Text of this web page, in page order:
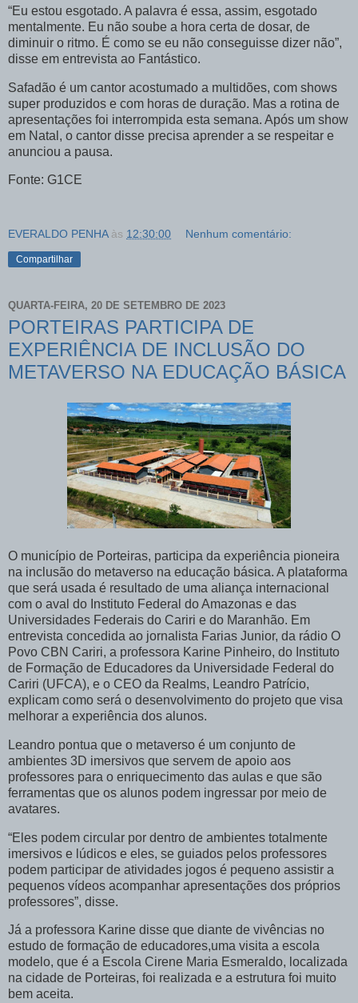
“Eu estou esgotado. A palavra é essa, assim, esgotado
mentalmente. Eu não soube a hora certa de dosar, de
diminuir o ritmo. É como se eu não conseguisse dizer não”,
disse em entrevista ao Fantástico.
Safadão é um cantor acostumado a multidões, com shows
super produzidos e com horas de duração. Mas a rotina de
apresentações foi interrompida esta semana. Após um show
em Natal, o cantor disse precisa aprender a se respeitar e
anunciou a pausa.
Fonte: G1CE
EVERALDO PENHA às 12:30:00 Nenhum comentário:
Compartilhar
QUARTA-FEIRA, 20 DE SETEMBRO DE 2023
PORTEIRAS PARTICIPA DE
EXPERIÊNCIA DE INCLUSÃO DO
METAVERSO NA EDUCAÇÃO BÁSICA
O município de Porteiras, participa da experiência pioneira
na inclusão do metaverso na educação básica. A plataforma
que será usada é resultado de uma aliança internacional
com o aval do Instituto Federal do Amazonas e das
Universidades Federais do Cariri e do Maranhão. Em
entrevista concedida ao jornalista Farias Junior, da rádio O
Povo CBN Cariri, a professora Karine Pinheiro, do Instituto
de Formação de Educadores da Universidade Federal do
Cariri (UFCA), e o CEO da Realms, Leandro Patrício,
explicam como será o desenvolvimento do projeto que visa
melhorar a experiência dos alunos.
Leandro pontua que o metaverso é um conjunto de
ambientes 3D imersivos que servem de apoio aos
professores para o enriquecimento das aulas e que são
ferramentas que os alunos podem ingressar por meio de
avatares.
“Eles podem circular por dentro de ambientes totalmente
imersivos e lúdicos e eles, se guiados pelos professores
podem participar de atividades jogos é pequeno assistir a
pequenos vídeos acompanhar apresentações dos próprios
professores”, disse.
Já a professora Karine disse que diante de vivências no
estudo de formação de educadores,uma visita a escola
modelo, que é a Escola Cirene Maria Esmeraldo, localizada
na cidade de Porteiras, foi realizada e a estrutura foi muito
bem aceita.